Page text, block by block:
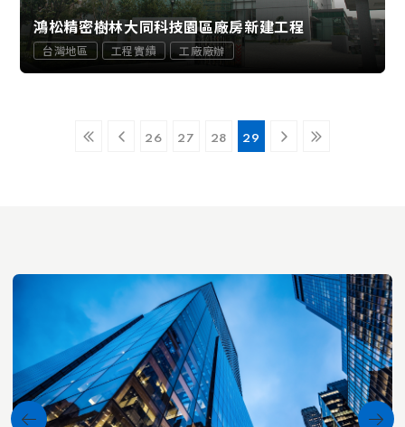
鴻松精密樹林大同科技園區廠房新建工程
台灣地區 工程實績 工廠廠辦
26 27 28 29